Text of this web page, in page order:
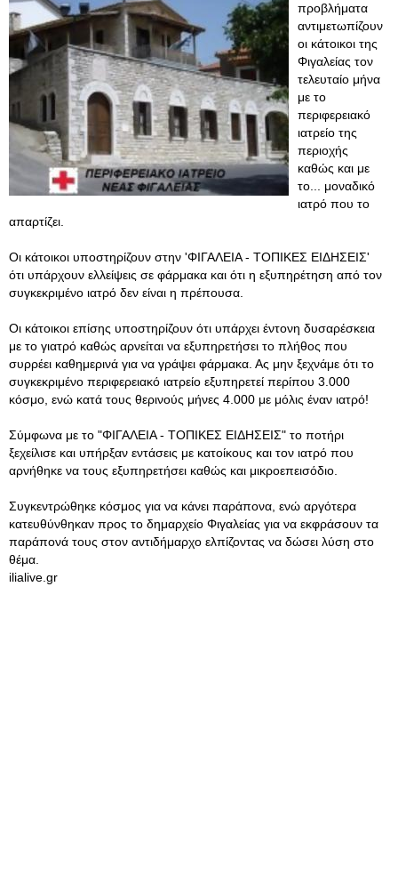
προβλήματα
αντιμετωπίζουν
οι κάτοικοι της
Φιγαλείας τον
τελευταίο μήνα
με το
περιφερειακό
ιατρείο της
περιοχής
καθώς και με
το... μοναδικό
ιατρό που το
απαρτίζει.
Οι κάτοικοι υποστηρίζουν στην 'ΦΙΓΑΛΕΙΑ - ΤΟΠΙΚΕΣ ΕΙΔΗΣΕΙΣ'
ότι υπάρχουν ελλείψεις σε φάρμακα και ότι η εξυπηρέτηση από τον
συγκεκριμένο ιατρό δεν είναι η πρέπουσα.
Οι κάτοικοι επίσης υποστηρίζουν ότι υπάρχει έντονη δυσαρέσκεια
με το γιατρό καθώς αρνείται να εξυπηρετήσει το πλήθος που
συρρέει καθημερινά για να γράψει φάρμακα. Ας μην ξεχνάμε ότι το
συγκεκριμένο περιφερειακό ιατρείο εξυπηρετεί περίπου 3.000
κόσμο, ενώ κατά τους θερινούς μήνες 4.000 με μόλις έναν ιατρό!
Σύμφωνα με το "ΦΙΓΑΛΕΙΑ - ΤΟΠΙΚΕΣ ΕΙΔΗΣΕΙΣ" το ποτήρι
ξεχείλισε και υπήρξαν εντάσεις με κατοίκους και τον ιατρό που
αρνήθηκε να τους εξυπηρετήσει καθώς και μικροεπεισόδιο.
Συγκεντρώθηκε κόσμος για να κάνει παράπονα, ενώ αργότερα
κατευθύνθηκαν προς το δημαρχείο Φιγαλείας για να εκφράσουν τα
παράπονά τους στον αντιδήμαρχο ελπίζοντας να δώσει λύση στο
θέμα.
ilialive.gr